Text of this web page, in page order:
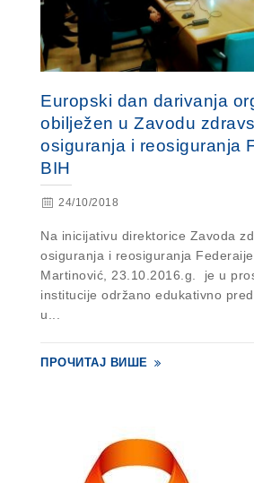
Europski dan darivanja
obilježen u Zavodu
osiguranja i reosiguranja
BIH
24/10/2018
Na inicijativu direktorice Zavoda
osiguranja i reosiguranja
Martinović, 23.10.2016.g. je u
institucije održano edukativno
u...
ПРОЧИТАЈ ВИШЕ